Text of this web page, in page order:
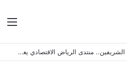
تحت رعاية خادم الحرمين الشريفين.. منتدى الرياض الاقتصادي يعقد دورته الـ(12) أكتوبر القادم